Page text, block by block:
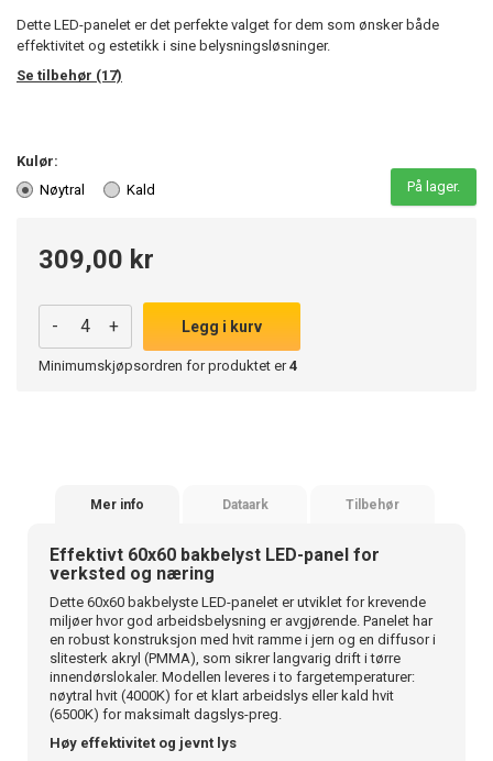
Dette LED-panelet er det perfekte valget for dem som ønsker både
effektivitet og estetikk i sine belysningsløsninger.
Se tilbehør (17)
Kulør:
Nøytral
Kald På lager.
309,00 kr
- + Legg i kurv
Minimumskjøpsordren for produktet er4
Mer info Dataark Tilbehør
Effektivt 60x60 bakbelyst LED-panel for
verksted og næring
Dette 60x60 bakbelyste LED-panelet er utviklet for krevende
miljøer hvor god arbeidsbelysning er avgjørende. Panelet har
en robust konstruksjon med hvit ramme i jern og en diffusor i
slitesterk akryl (PMMA), som sikrer langvarig drift i tørre
innendørslokaler. Modellen leveres i to fargetemperaturer:
nøytral hvit (4000K) for et klart arbeidslys eller kald hvit
(6500K) for maksimalt dagslys-preg.
Høy effektivitet og jevnt lys